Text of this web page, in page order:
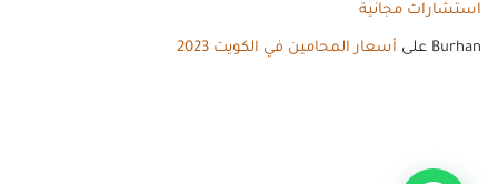
استشارات مجانية
Burhan على أسعار المحامين في الكويت 2023